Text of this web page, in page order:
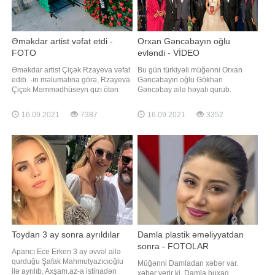
Əməkdar artist vəfat etdi -
FOTO
Əməkdar artist Çiçək Rzayeva vəfat
edib. -ın məlumatına görə, Rzayeva
Çiçək Məmmədhüseyn qızı ötən
Qeyd edək ki, Çiçək Rzayeva 1944-
cü ildə Bakıda anadan olub. Onun
Aida Abdullayevadan sonra böyük
xidmətləri olub. Çiçək Rzayeva arf
16.09.2021 7387
Orxan Gəncəbayın oğlu
evləndi - VİDEO
Bu gün türkiyəli müğənni Orxan
Gəncəbayın oğlu Gökhan
Gəncəbay ailə həyatı qurub.
Gökhan uzun müddətdir eşq
yaşadığı Seda Hanla Çırağan
Cütlüyün xoş günündən görüntülər
sosial şəbəkədə yayılıb
16.09.2021 3352
Toydan 3 ay sonra ayrıldılar
Aparıcı Ece Erken 3 ay əvvəl ailə
qurduğu Şafak Mahmutyazıcıoğlu
ilə ayrılıb. Axşam.az-a istinadən
Damla plastik əməliyyatdan
sonra - FOTOLAR
Müğənni Damladan xəbər var.
xəbər verir ki, Damla buxaq